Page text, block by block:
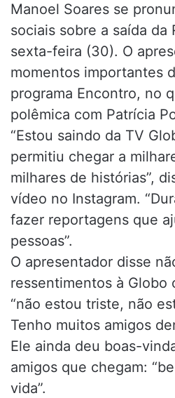
Manoel Soares se
sociais sobre a saída da
sexta-feira (30). O
momentos importantes
programa Encontro, no
polêmica com Patrícia
“Estou saindo da TV
permitiu chegar a
milhares de histórias”,
vídeo no Instagram.
fazer reportagens que
pessoas”.
O apresentador disse
ressentimentos à Globo
“não estou triste, não
Tenho muitos amigos
Ele ainda deu boas-
amigos que chegam:
vida”.